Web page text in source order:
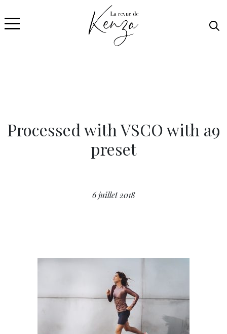
Processed with VSCO with a9
preset
6 juillet 2018